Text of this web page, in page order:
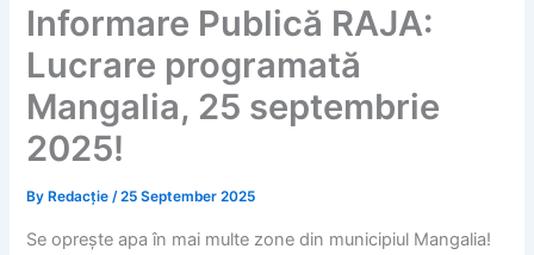
Informare Publică RAJA:
Lucrare programată
Mangalia, 25 septembrie
2025!
By Redacție/25 September 2025
Se oprește apa în mai multe zone din municipiul Mangalia!